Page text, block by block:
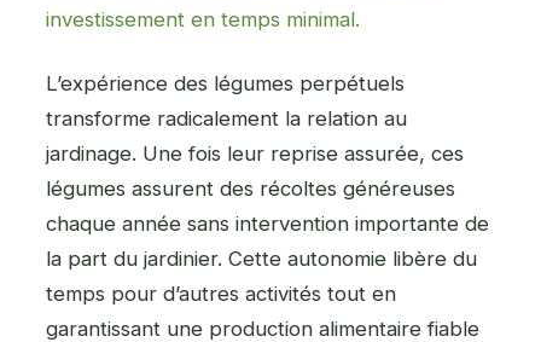
investissement en temps minimal.
L’expérience des légumes perpétuels
transforme radicalement la relation au
jardinage. Une fois leur reprise assurée, ces
légumes assurent des récoltes généreuses
chaque année sans intervention importante de
la part du jardinier. Cette autonomie libère du
temps pour d’autres activités tout en
garantissant une production alimentaire fiable